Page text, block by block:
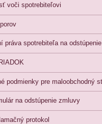
voči spotrebiteľovi
práva spotrebiteľa na
podmienky pre maloobchodný
na odstúpenie zmluvy
protokol